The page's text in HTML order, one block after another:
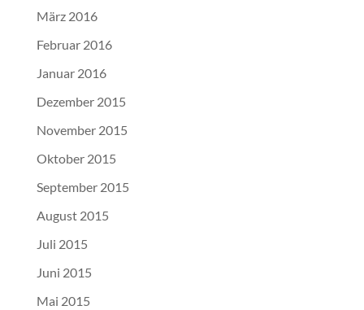
März 2016
Februar 2016
Januar 2016
Dezember 2015
November 2015
Oktober 2015
September 2015
August 2015
Juli 2015
Juni 2015
Mai 2015